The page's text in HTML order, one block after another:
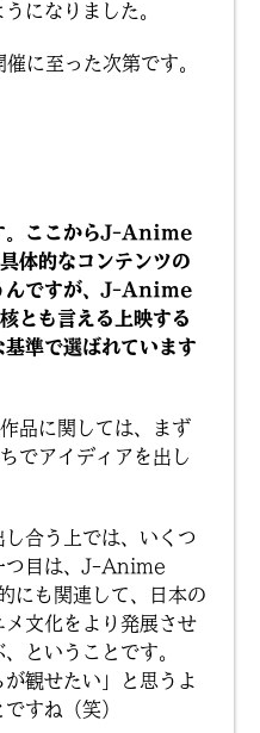
になりました。
に至った次第です。
。ここからJ-Anime
的なコンテンツの
んですが、J-Anime
も言える上映する
基準で選ばれています
品に関しては、まず
でアイディアを出し
合う上では、いくつ
つ目は、J-Anime
も関連して、日本の
文化をより発展させ
ということです。
観せたい」と思うよ
すね（笑）